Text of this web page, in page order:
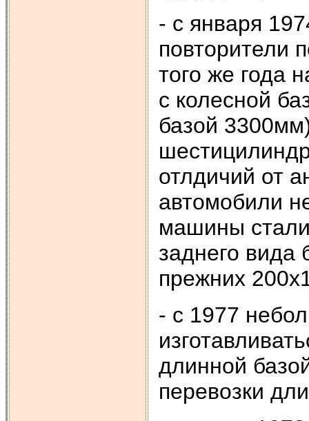
- с января
повторители
того же года
с колесной
базой
отлдичий от
автомобили
машины
заднего вида
прежних
- с 1977
длинной
перевозки